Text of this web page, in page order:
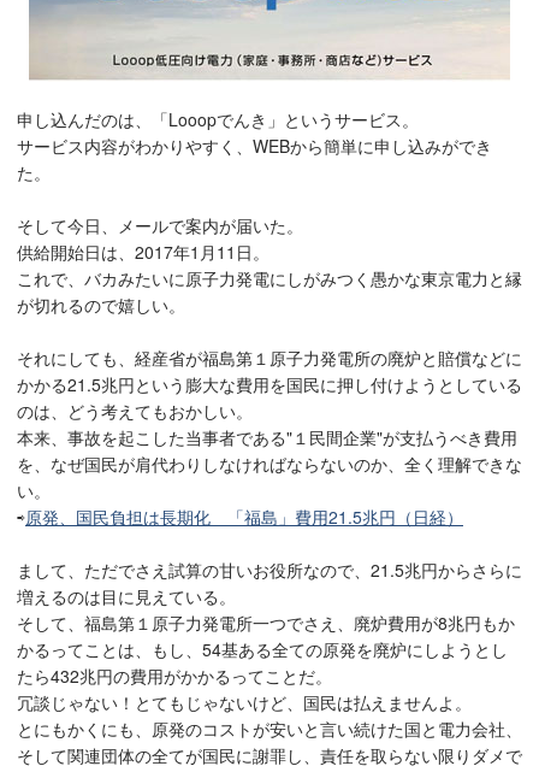
申し込んだのは、「Looopでんき」というサービス。
サービス内容がわかりやすく、WEBから簡単に申し込みができ
た。
そして今日、メールで案内が届いた。
供給開始日は、2017年1月11日。
これで、バカみたいに原子力発電にしがみつく愚かな東京電力と縁
が切れるので嬉しい。
それにしても、経産省が福島第１原子力発電所の廃炉と賠償などに
かかる21.5兆円という膨大な費用を国民に押し付けようとしている
のは、どう考えてもおかしい。
本来、事故を起こした当事者である"１民間企業"が支払うべき費用
を、なぜ国民が肩代わりしなければならないのか、全く理解できな
い。
⇨原発、国民負担は長期化 「福島」費用21.5兆円（日経）
まして、ただでさえ試算の甘いお役所なので、21.5兆円からさらに
増えるのは目に見えている。
そして、福島第１原子力発電所一つでさえ、廃炉費用が8兆円もか
かるってことは、もし、54基ある全ての原発を廃炉にしようとし
たら432兆円の費用がかかるってことだ。
冗談じゃない！とてもじゃないけど、国民は払えませんよ。
とにもかくにも、原発のコストが安いと言い続けた国と電力会社、
そして関連団体の全てが国民に謝罪し、責任を取らない限りダメで